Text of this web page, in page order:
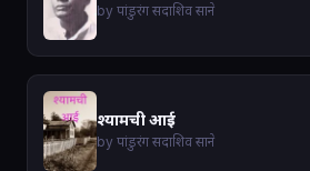
by पांडुरंग सदाशिव साने
श्यामची आई
by पांडुरंग सदाशिव साने